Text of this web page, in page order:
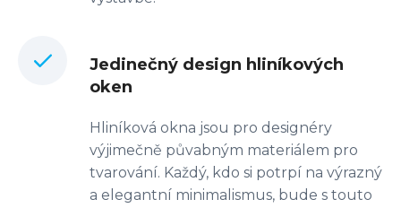
Jedinečný design hliníkových
oken
Hliníková okna jsou pro designéry
výjimečně půvabným materiálem pro
tvarování. Každý, kdo si potrpí na výrazný
a elegantní minimalismus, bude s touto